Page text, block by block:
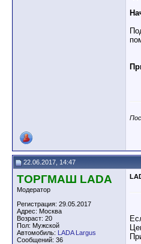
22.06.2017, 14:47
ТОРГМАШ LADA
Модератор
Регистрация: 29.05.2017
Адрес: Москва
Возраст: 20
Пол: Мужской
Автомобиль: LADA Largus
Сообщений: 36